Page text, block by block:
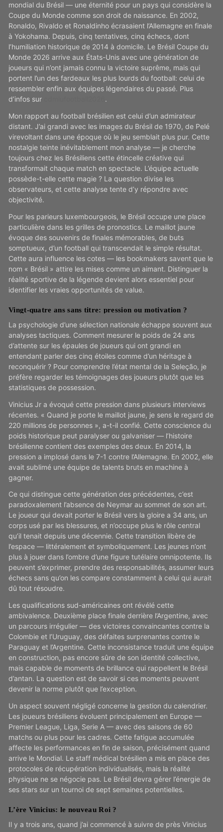
mondial du Brésil — une éternité pour un pays qui considère la
Coupe du Monde comme son droit de naissance. En 2002,
Ronaldo, Rivaldo et Ronaldinho écrasaient l’Allemagne en finale
à Yokohama. Depuis, cinq tentatives, cinq échecs, dont
l’humiliation historique de 2014 à domicile. Le Brésil Coupe du
Monde 2026 arrive aux États-Unis avec une génération de
joueurs qui n’ont jamais connu la victoire suprême, mais qui
portent l’un des fardeaux les plus lourds du football: celui de
ressembler enfin aux équipes légendaires du passé. Plus
d’infos sur
.
Mon rapport au football brésilien est celui d’un admirateur
distant. J’ai grandi avec les images du Brésil de 1970, de Pelé
virevoltant dans une époque où le jeu semblait plus pur. Cette
nostalgie teinte inévitablement mon analyse — je cherche
toujours chez les Brésiliens cette étincelle créative qui
transformait chaque match en spectacle. L’équipe actuelle
possède-t-elle cette magie ? La question divise les
observateurs, et cette analyse tente d’y répondre avec
objectivité.
Pour les parieurs luxembourgeois, le Brésil occupe une place
particulière dans les grilles de pronostics. Le maillot jaune
évoque des souvenirs de finales mémorables, de buts
somptueux, d’un football qui transcendait le simple résultat.
Cette aura influence les cotes — les bookmakers savent que le
nom « Brésil » attire les mises comme un aimant. Distinguer la
réalité sportive de la légende devient alors essentiel pour
identifier les vraies opportunités de value.
Vingt-quatre ans sans titre: pression ou motivation ?
La psychologie d’une sélection nationale échappe souvent aux
analyses tactiques. Comment mesurer le poids de 24 ans
d’attente sur les épaules de joueurs qui ont grandi en
entendant parler des cinq étoiles comme d’un héritage à
reconquérir ? Pour comprendre l’état mental de la Seleção, je
préfère regarder les témoignages des joueurs plutôt que les
statistiques de possession.
Vinicius Jr a évoqué cette pression dans plusieurs interviews
récentes. « Quand je porte le maillot jaune, je sens le regard de
220 millions de personnes », a-t-il confié. Cette conscience du
poids historique peut paralyser ou galvaniser — l’histoire
brésilienne contient des exemples des deux. En 2014, la
pression a implosé dans le 7-1 contre l’Allemagne. En 2002, elle
avait sublimé une équipe de talents bruts en machine à
gagner.
Ce qui distingue cette génération des précédentes, c’est
paradoxalement l’absence de Neymar au sommet de son art.
Le joueur qui devait porter le Brésil vers la gloire a 34 ans, un
corps usé par les blessures, et n’occupe plus le rôle central
qu’il tenait depuis une décennie. Cette transition libère de
l’espace — littéralement et symboliquement. Les jeunes n’ont
plus à jouer dans l’ombre d’une figure tutélaire omnipotente. Ils
peuvent s’exprimer, prendre des responsabilités, assumer leurs
échecs sans qu’on les compare constamment à celui qui aurait
dû tout résoudre.
Les qualifications sud-américaines ont révélé cette
ambivalence. Deuxième place finale derrière l’Argentine, avec
un parcours irrégulier — des victoires convaincantes contre la
Colombie et l’Uruguay, des défaites surprenantes contre le
Paraguay et l’Argentine. Cette inconsistance traduit une équipe
en construction, pas encore sûre de son identité collective,
mais capable de moments de brillance qui rappellent le Brésil
d’antan. La question est de savoir si ces moments peuvent
devenir la norme plutôt que l’exception.
Un aspect souvent négligé concerne la gestion du calendrier.
Les joueurs brésiliens évoluent principalement en Europe —
Premier League, Liga, Serie A — avec des saisons de 60
matchs ou plus pour les cadres. Cette fatigue accumulée
affecte les performances en fin de saison, précisément quand
arrive le Mondial. Le staff médical brésilien a mis en place des
protocoles de récupération individualisés, mais la réalité
physique ne se négocie pas. Le Brésil devra gérer l’énergie de
ses stars sur un tournoi de sept semaines potentielles.
L’ère Vinicius: le nouveau Roi ?
Il y a trois ans, quand j’ai commencé à suivre de près Vinicius